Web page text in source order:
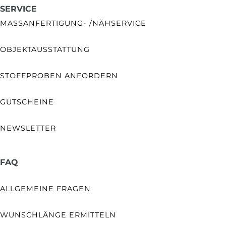
SERVICE
MASSANFERTIGUNG- /NÄHSERVICE
OBJEKTAUSSTATTUNG
STOFFPROBEN ANFORDERN
GUTSCHEINE
NEWSLETTER
FAQ
ALLGEMEINE FRAGEN
WUNSCHLÄNGE ERMITTELN